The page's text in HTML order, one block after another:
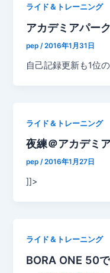
ライド＆トレーニング
アカデミアパー
pep/2016年1月31日
自己記録更新も1位
ライド＆トレーニング
夜練＠アカデミ
pep/2016年1月27日
]]>
ライド＆トレーニング
BORA ONE 50